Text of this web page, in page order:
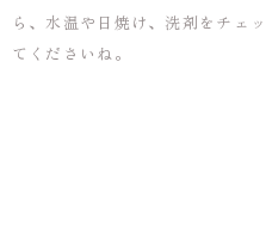
ら、水温や日焼け、洗剤をチェ
てくださいね。